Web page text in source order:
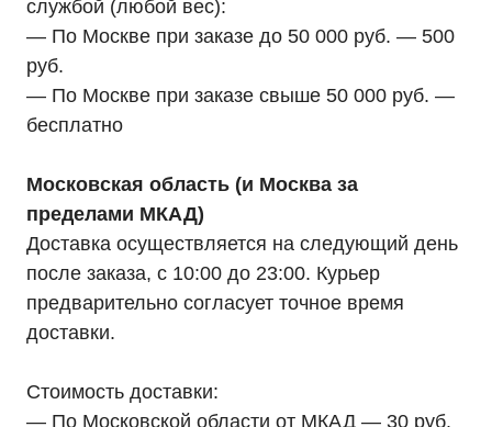
службой (любой вес):
— По Москве при заказе до 50 000 руб. — 500
руб.
— По Москве при заказе свыше 50 000 руб. —
бесплатно
Московская область (и Москва за
пределами МКАД)
Доставка осуществляется на следующий день
после заказа, с 10:00 до 23:00. Курьер
предварительно согласует точное время
доставки.
Стоимость доставки:
— По Московской области от МКАД — 30 руб.